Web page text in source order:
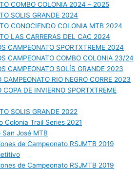
COMBO COLONIA 2024 – 2025
SOLIS GRANDE 2024
CONOCIENDO COLONIA MTB 2024
LAS CARRERAS DEL CAC 2024
CAMPEONATO SPORTXTREME 2024
CAMPEONATO COMBO COLONIA 23/24
CAMPEONATO SOLÍS GRANDE 2023
CAMPEONATO RIO NEGRO CORRE 2023
COPA DE INVIERNO SPORTXTREME
SOLIS GRANDE 2022
Colonia Trail Series 2021
San José MTB
de Campeonato RSJMTB 2019
de Campeonato RSJMTB 2019